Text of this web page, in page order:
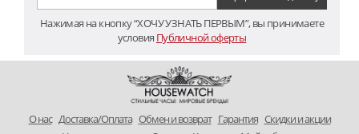
Нажимая на кнопку “ХОЧУ УЗНАТЬ ПЕРВЫМ”, вы принимаете
условия Публичной оферты
O нас Доставка/Оплата Обмен и возврат Гарантия Скидки и акции